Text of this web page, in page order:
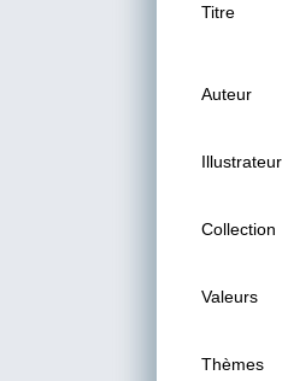
Titre
Auteur
Illustrateur
Collection
Valeurs
Thèmes